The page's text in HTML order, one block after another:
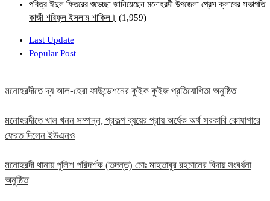
পবিত্র ঈদুল ফিতরের শুভেচ্ছা জানিয়েছেন মনোহরদী উপজেলা প্রেস ক্লাবের সভাপতি
কাজী শরিফুল ইসলাম শাকিল। (1,959)
Last Update
Popular Post
মনোহরদীতে দ্য আল-হেরা ফাউন্ডেশনের কুইক কুইজ প্রতিযোগিতা অনুষ্ঠিত
মনোহরদীতে খাল খনন সম্পন্ন, প্রকল্প ব্যয়ের প্রায় অর্ধেক অর্থ সরকারি কোষাগারে
ফেরত দিলেন ইউএনও
মনোহরদী থানায় পুলিশ পরিদর্শক (তদন্ত) মোঃ মাহতাবুর রহমানের বিদায় সংবর্ধনা
অনুষ্ঠিত